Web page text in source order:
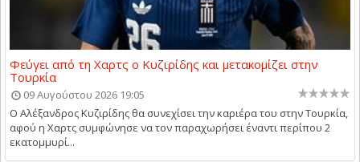
Φεύγει από τη Χαρτς ο Κυζιρίδης και μετακομίζει στην
Τουρκία
09 Αυγούστου 2026 19:05
Ο Αλέξανδρος Κυζιρίδης θα συνεχίσει την καριέρα του στην Τουρκία,
αφού η Χαρτς συμφώνησε να τον παραχωρήσει έναντι περίπου 2
εκατομμυρί...